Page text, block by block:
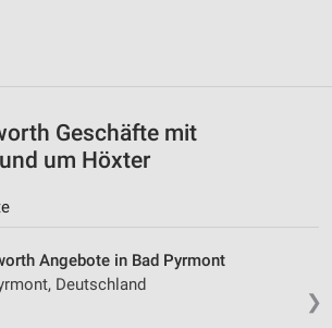
Geschäfte mit
um Höxter
❯
Angebote in Bad Pyrmont
Deutschland